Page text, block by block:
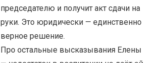
председателю и получит акт сдачи на
руки. Это юридически — единственно
верное решение.
Про остальные высказывания Елены